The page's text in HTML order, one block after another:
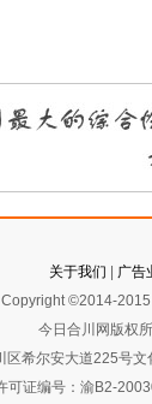
关于我们
广告
Copyright ©2014-
今日合川网版权
区希尔安大道225号
可证编号：渝B2-